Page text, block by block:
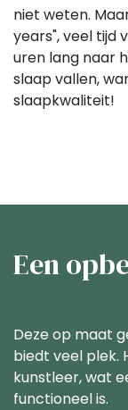
niet weten.
years", veel tijd
uren lang naar
slaap vallen,
slaapkwaliteit!
Een
Deze op maat
biedt veel plek.
kunstleer, wat
functioneel is.